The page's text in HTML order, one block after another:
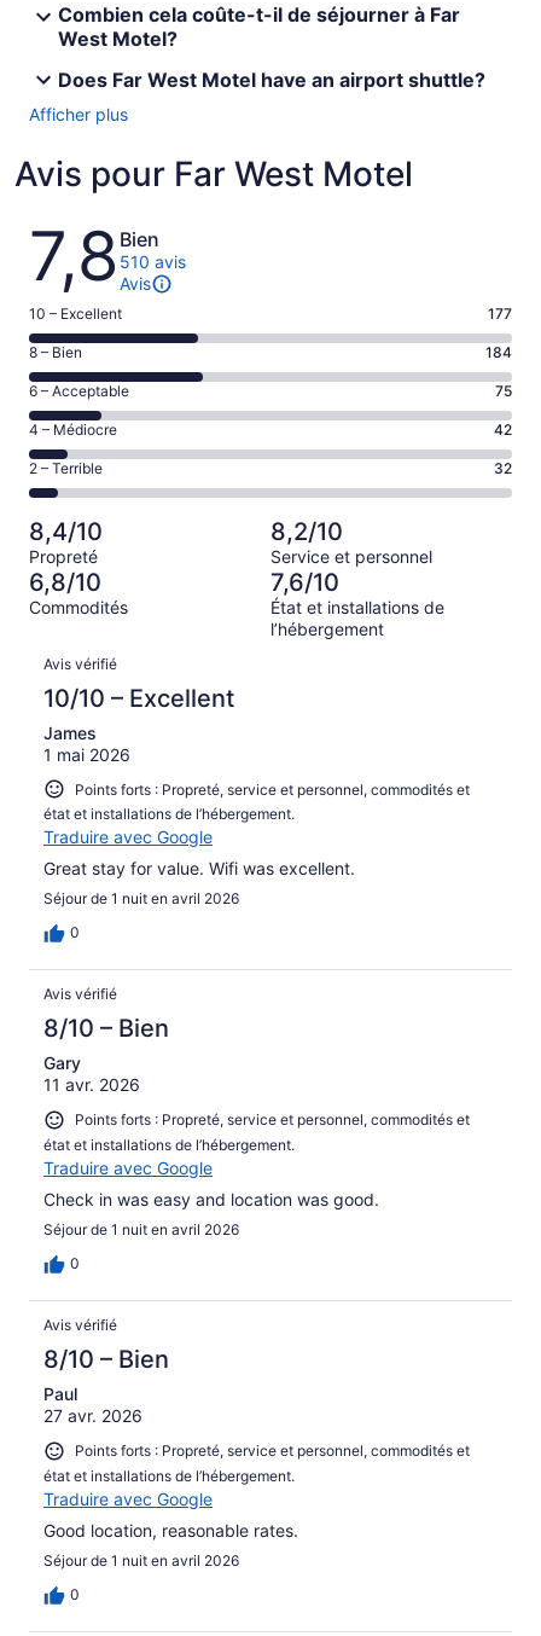
Combien cela coûte-t-il de séjourner à Far
West Motel?
Does Far West Motel have an airport shuttle?
Afficher plus
Avis pour Far West Motel
Avis
7,8 Bien
510 avis
Avis
Note
de 10
–
Excellent,
d’après
177 avis
sur 510.
10 – Excellent 177
Note
de 8
–
Bien,
d’après
184 avis
sur 510.
8 – Bien 184
Note
de 6
–
Acceptable,
d’après
sur 510.
6 – Acceptable 75
Note
de 4
–
Médiocre,
d’après
42 avis
sur 510.
4 – Médiocre 42
Note
de 2
–
Terrible,
d’après
32 avis
sur 510.
2 – Terrible 32
8,4/10
Propreté
8,2/10
Service et personnel
6,8/10
Commodités
7,6/10
État et installations de
l’hébergement
Avis
Avis vérifié
10/10 – Excellent
James
1 mai 2026
Points forts : Propreté, service et personnel, commodités et
état et installations de l’hébergement.
Traduire avec Google
Great stay for value. Wifi was excellent.
Séjour de 1 nuit en avril 2026
0
Avis vérifié
8/10 – Bien
Gary
11 avr. 2026
Points forts : Propreté, service et personnel, commodités et
état et installations de l’hébergement.
Traduire avec Google
Check in was easy and location was good.
Séjour de 1 nuit en avril 2026
0
Avis vérifié
8/10 – Bien
Paul
27 avr. 2026
Points forts : Propreté, service et personnel, commodités et
état et installations de l’hébergement.
Traduire avec Google
Good location, reasonable rates.
Séjour de 1 nuit en avril 2026
0